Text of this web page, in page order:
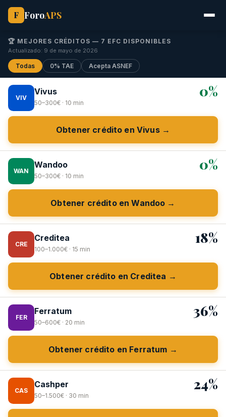
F ForoAPS
🏆 MEJORES CRÉDITOS — 7 EFC DISPONIBLES
Actualizado: 9 de mayo de 2026
Todas 0% TAE Acepta ASNEF
VIV
Vivus
50–300€ · 10 min
0%
Obtener crédito en Vivus →
WAN
Wandoo
50–300€ · 10 min
0%
Obtener crédito en Wandoo →
CRE
Creditea
100–1.000€ · 15 min
18%
Obtener crédito en Creditea →
FER
Ferratum
50–600€ · 20 min
36%
Obtener crédito en Ferratum →
CAS
Cashper
50–1.500€ · 30 min
24%